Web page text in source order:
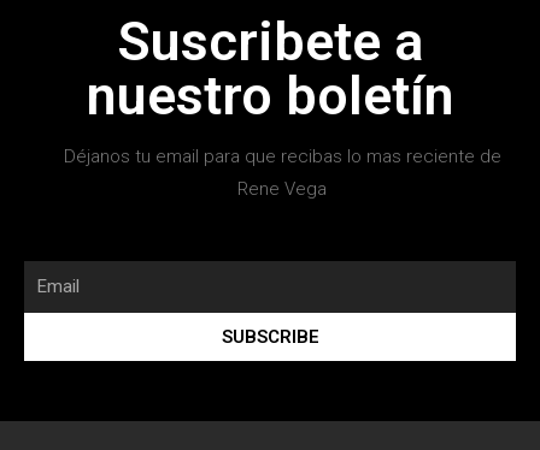
Suscribete a
nuestro boletín
Déjanos tu email para que recibas lo mas reciente de
Rene Vega
SUBSCRIBE